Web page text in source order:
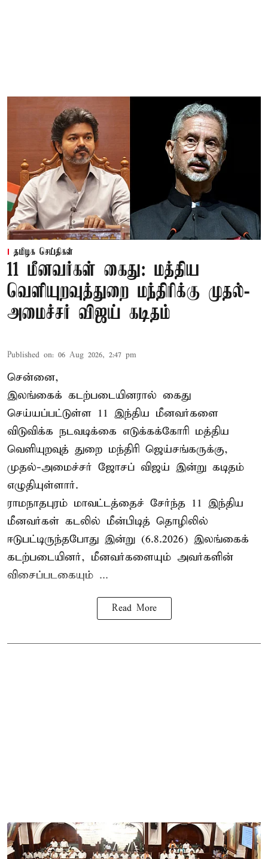
தமிழக செய்திகள்
11 மீனவர்கள் கைது: மத்திய
வெளியுறவுத்துறை மந்திரிக்கு முதல்-
அமைச்சர் விஜய் கடிதம்
Published on: 06 Aug 2026, 2:47 pm
சென்னை,
இலங்கைக் கடற்படையினரால் கைது
செய்யப்பட்டுள்ள 11 இந்திய மீனவர்களை
விடுவிக்க நடவடிக்கை எடுக்கக்கோரி மத்திய
வெளியுறவுத் துறை மந்திரி ஜெய்சங்கருக்கு,
முதல்-அமைச்சர் ஜோசப் விஜய் இன்று கடிதம்
எழுதியுள்ளார்.
ராமநாதபுரம் மாவட்டத்தைச் சேர்ந்த 11 இந்திய
மீனவர்கள் கடலில் மீன்பிடித் தொழிலில்
ஈடுபட்டிருந்தபோது இன்று (6.8.2026) இலங்கைக்
கடற்படையினர், மீனவர்களையும் அவர்களின்
விசைப்படகையும் ...
Read More